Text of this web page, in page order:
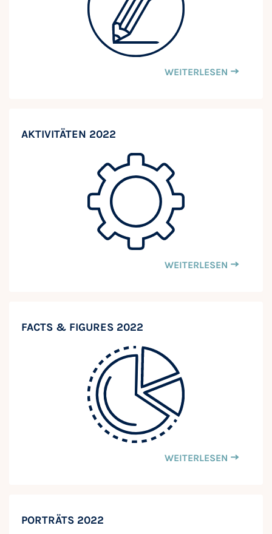
WEITERLESEN
AKTIVITÄTEN 2022
WEITERLESEN
FACTS & FIGURES 2022
WEITERLESEN
PORTRÄTS 2022